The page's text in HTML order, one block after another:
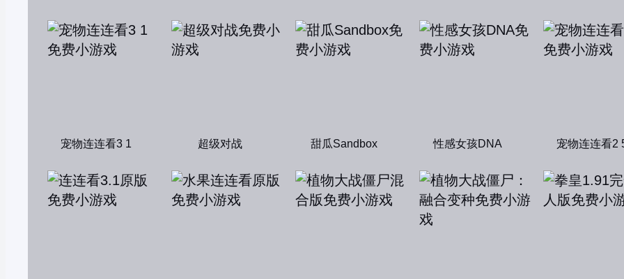
宠物连连看3 1 超级对战 甜瓜Sandbox 性感女孩DNA 宠物连连看2